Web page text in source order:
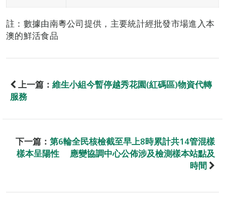
註：數據由南粵公司提供，主要統計經批發市場進入本
澳的鮮活食品
上一篇： 維生小組今暫停越秀花園(紅碼區)物資代轉
服務
下一篇： 第6輪全民核檢截至早上8時累計共14管混樣
樣本呈陽性 應變協調中心公佈涉及檢測樣本站點及
時間